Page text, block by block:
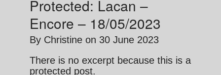
Protected: Lacan –
Encore – 18/05/2023
By Christine on 30 June 2023
There is no excerpt because this is a
protected post.